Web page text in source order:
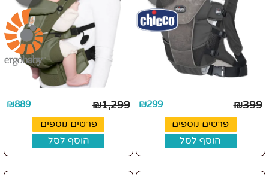
₪399
₪299
פרטים נוספים
הוסף לסל
₪1,299
₪889
פרטים נוספים
הוסף לסל